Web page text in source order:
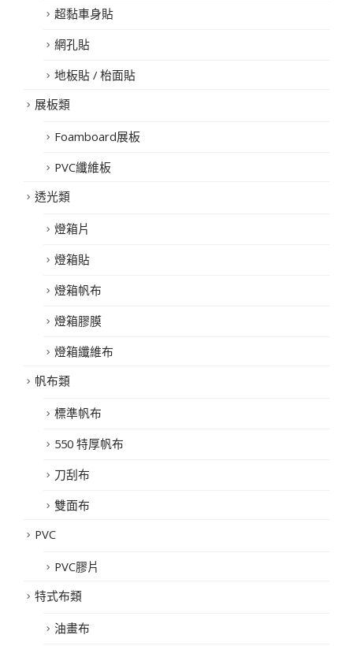
超黏車身貼
網孔貼
地板貼 / 枱面貼
展板類
Foamboard展板
PVC纖維板
透光類
燈箱片
燈箱貼
燈箱帆布
燈箱膠膜
燈箱纖維布
帆布類
標準帆布
550 特厚帆布
刀刮布
雙面布
PVC
PVC膠片
特式布類
油畫布